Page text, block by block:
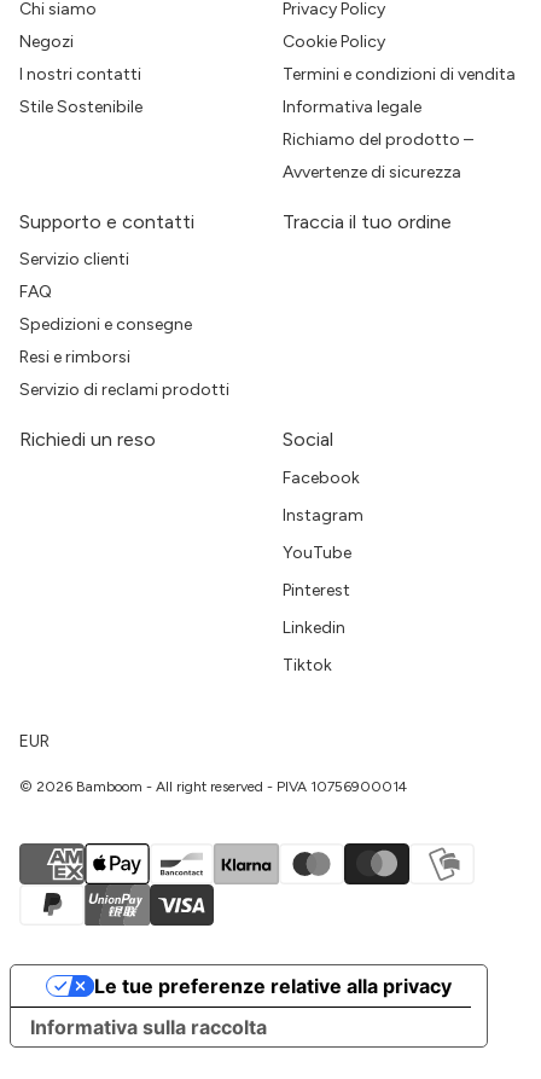
Chi siamo
Negozi
I nostri contatti
Stile Sostenibile
Privacy Policy
Cookie Policy
Termini e condizioni di vendita
Informativa legale
Richiamo del prodotto –
Avvertenze di sicurezza
Supporto e contatti
Servizio clienti
FAQ
Spedizioni e consegne
Resi e rimborsi
Servizio di reclami prodotti
Traccia il tuo ordine
Richiedi un reso Social
Facebook
Instagram
YouTube
Pinterest
Linkedin
Tiktok
EUR
© 2026 Bamboom - All right reserved - PIVA 10756900014
Informativa sulla raccolta
Le tue preferenze relative alla privacy